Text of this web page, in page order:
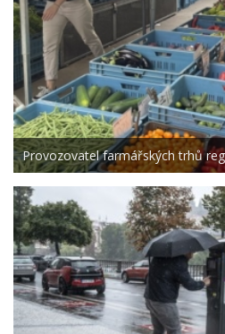
Provozovatel farmářských trhů